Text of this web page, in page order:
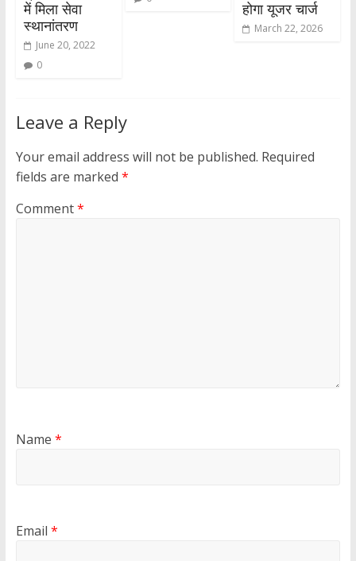
में मिला सेवा
स्थानांतरण
June 20, 2022
0
होगा यूजर चार्ज
March 22, 2026
Leave a Reply
Your email address will not be published. Required
fields are marked *
Comment*
Name *
Email *